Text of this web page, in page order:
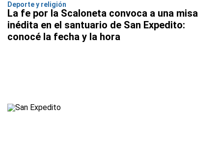
Deporte y religión
La fe por la Scaloneta convoca a una misa
inédita en el santuario de San Expedito:
conocé la fecha y la hora